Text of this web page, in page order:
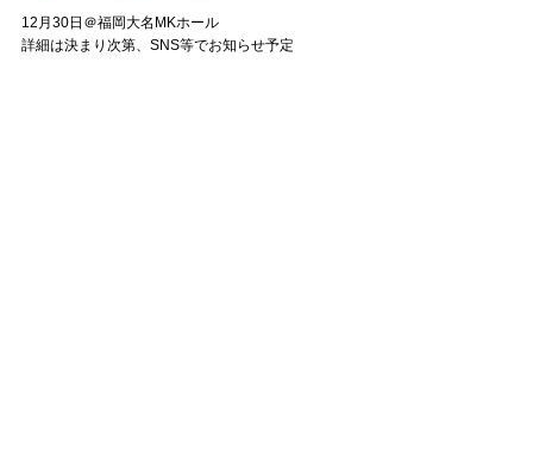
12月30日＠福岡大名MKホール
詳細は決まり次第、SNS等でお知らせ予定